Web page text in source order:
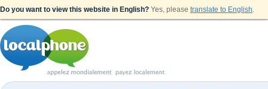
Do you want to view this website in English? Yes, please translate to English.